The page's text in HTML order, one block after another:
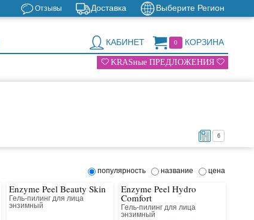
Выберите Регион
Доставка
Отзывы
0 КОРЗИНА
КАБИНЕТ
KRASные ПРЕДЛОЖЕНИЯ
6
популярность название цена
Enzyme Peel Beauty Skin
Гель-пилинг для лица
энзимный
Enzyme Peel Hydro
Comfort
Гель-пилинг для лица
энзимный